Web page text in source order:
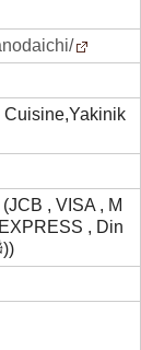
Cuisine,Yakinik
, VISA , M
, Din
))